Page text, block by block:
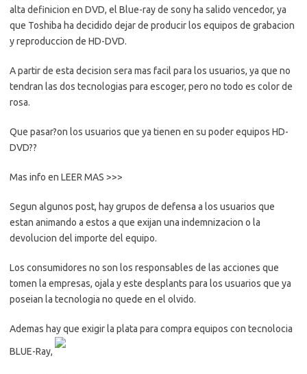
alta definicion en DVD, el Blue-ray de sony ha salido vencedor, ya
que Toshiba ha decidido dejar de producir los equipos de grabacion
y reproduccion de HD-DVD.
A partir de esta decision sera mas facil para los usuarios, ya que no
tendran las dos tecnologias para escoger, pero no todo es color de
rosa.
Que pasar?on los usuarios que ya tienen en su poder equipos HD-
DVD??
Mas info en LEER MAS >>>
Segun algunos post, hay grupos de defensa a los usuarios que
estan animando a estos a que exijan una indemnizacion o la
devolucion del importe del equipo.
Los consumidores no son los responsables de las acciones que
tomen la empresas, ojala y este desplants para los usuarios que ya
poseian la tecnologia no quede en el olvido.
Ademas hay que exigir la plata para compra equipos con tecnolocia
BLUE-Ray,